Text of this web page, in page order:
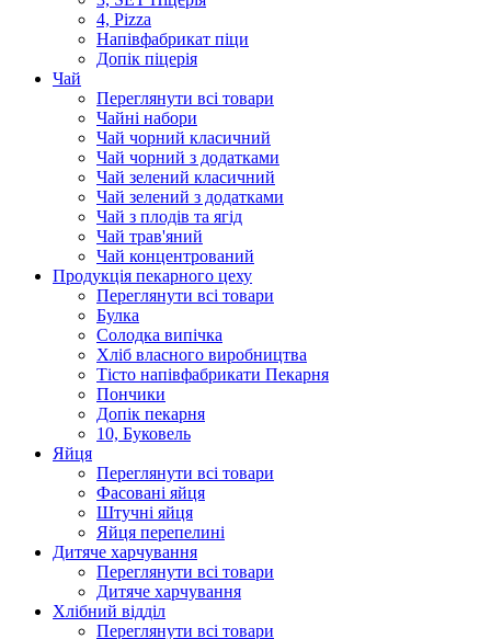
4, Pizza
Напівфабрикат піци
Допік піцерія
Чай
Переглянути всі товари
Чайні набори
Чай чорний класичний
Чай чорний з додатками
Чай зелений класичний
Чай зелений з додатками
Чай з плодів та ягід
Чай трав'яний
Чай концентрований
Продукцiя пекарного цеху
Переглянути всі товари
Булка
Солодка випiчка
Хлiб власного виробництва
Тiсто напiвфабрикати Пекарня
Пончики
Допік пекарня
10, Буковель
Яйця
Переглянути всі товари
Фасовані яйця
Штучні яйця
Яйця перепелині
Дитяче харчування
Переглянути всі товари
Дитяче харчування
Хлібний відділ
Переглянути всі товари